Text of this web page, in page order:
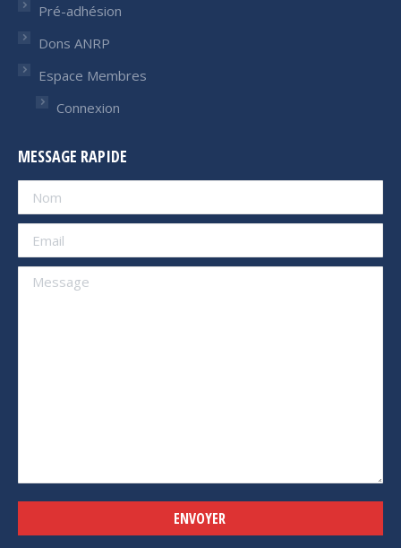
Pré-adhésion
Dons ANRP
Espace Membres
Connexion
MESSAGE RAPIDE